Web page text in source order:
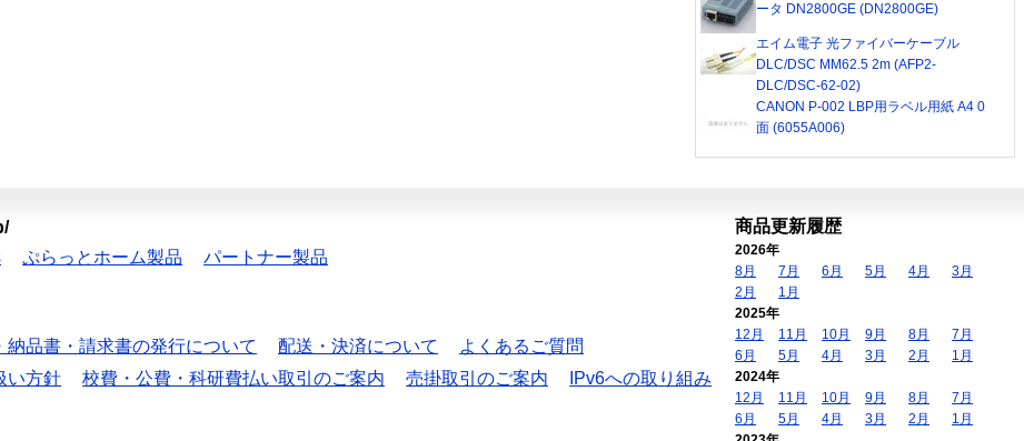
ータ DN2800GE (DN2800GE)
エイム電子 光ファイバーケーブル
DLC/DSC MM62.5 2m (AFP2-
DLC/DSC-62-02)
CANON P-002 LBP用ラベル用紙 A4 0
面 (6055A006)
ぷらっとホーム製品 パートナー製品
納品書・請求書の発行について 配送・決済について
よくあるご質問
い方針 校費・公費・科研費払い取引のご案内 売掛取引のご案内
IPv6への取り組み
商品更新履歴
2026年
8月
7月 6月 5月 4月
3月
2月
1月
2025年
12月
11月 10月 9月 8月
7月
6月
5月 4月 3月 2月
1月
2024年
12月
11月 10月 9月 8月
7月
6月
5月 4月 3月 2月
1月